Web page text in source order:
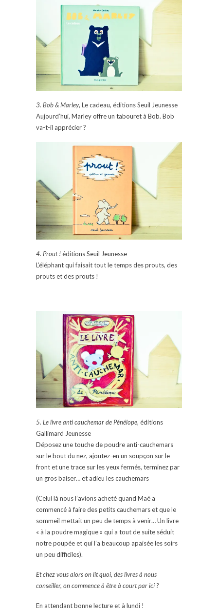
3. Bob & Marley, Le cadeau, éditions Seuil Jeunesse
Aujourd’hui, Marley offre un tabouret à Bob. Bob
va-t-il apprécier ?
4. Prout !éditions Seuil Jeunesse
L’éléphant qui faisait tout le temps des prouts, des
prouts et des prouts !
5. Le livre anti cauchemar de Pénélope, éditions
Gallimard Jeunesse
Déposez une touche de poudre anti-cauchemars
sur le bout du nez, ajoutez-en un soupçon sur le
front et une trace sur les yeux fermés, terminez par
un gros baiser… et adieu les cauchemars
(Celui là nous l’avions acheté quand Maé a
commencé à faire des petits cauchemars et que le
sommeil mettait un peu de temps à venir… Un livre
« à la poudre magique » qui a tout de suite séduit
notre poupée et qui l’a beaucoup apaisée les soirs
un peu difficiles).
Et chez vous alors on lit quoi, des livres à nous
conseiller, on commence à être à court par ici ?
En attendant bonne lecture et à lundi !